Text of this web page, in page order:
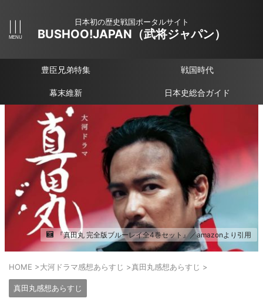
日本初の歴史戦国ポータルサイト
BUSHOO!JAPAN（武将ジャパン）
豊臣兄弟特集 戦国時代
幕末維新 日本史総合ガイド
『真田丸 完全版ブルーレイ全4巻セット』／amazonより引用
HOME >大河ドラマ感想あらすじ >真田丸感想あらすじ >
真田丸感想あらすじ